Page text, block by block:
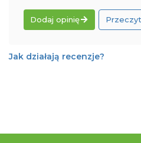
Dodaj opinię
Jak działają recenzje?